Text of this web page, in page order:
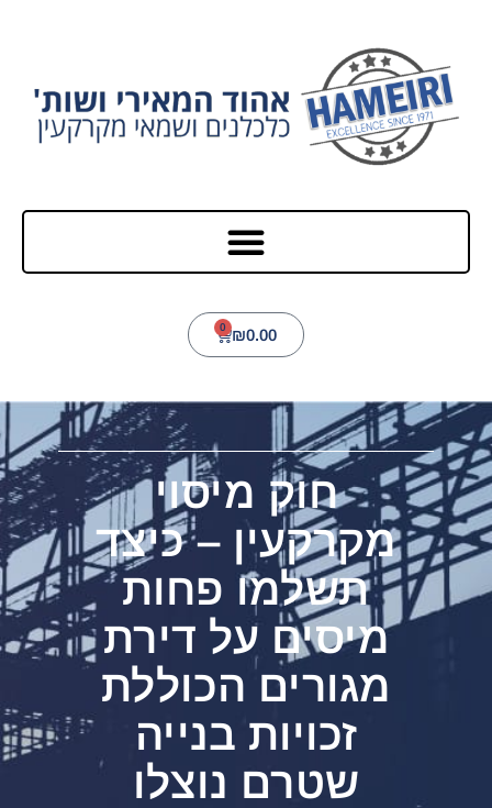
₪0.00
0
חוק מיסוי
מקרקעין – כיצד
תשלמו פחות
מיסים על דירת
מגורים הכוללת
זכויות בנייה
שטרם נוצלו